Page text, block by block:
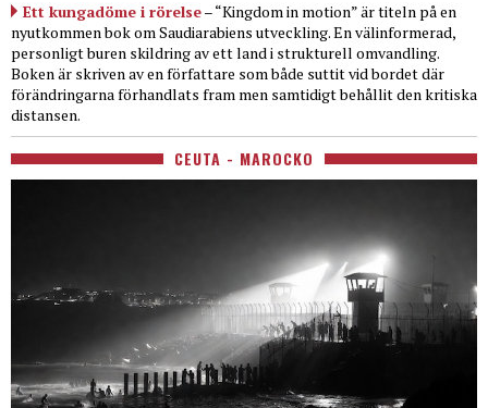
Ett kungadöme i rörelse– “Kingdom in motion” är titeln på en
nyutkommen bok om Saudiarabiens utveckling. En välinformerad,
personligt buren skildring av ett land i strukturell omvandling.
Boken är skriven av en författare som både suttit vid bordet där
förändringarna förhandlats fram men samtidigt behållit den kritiska
distansen.
CEUTA - MAROCKO